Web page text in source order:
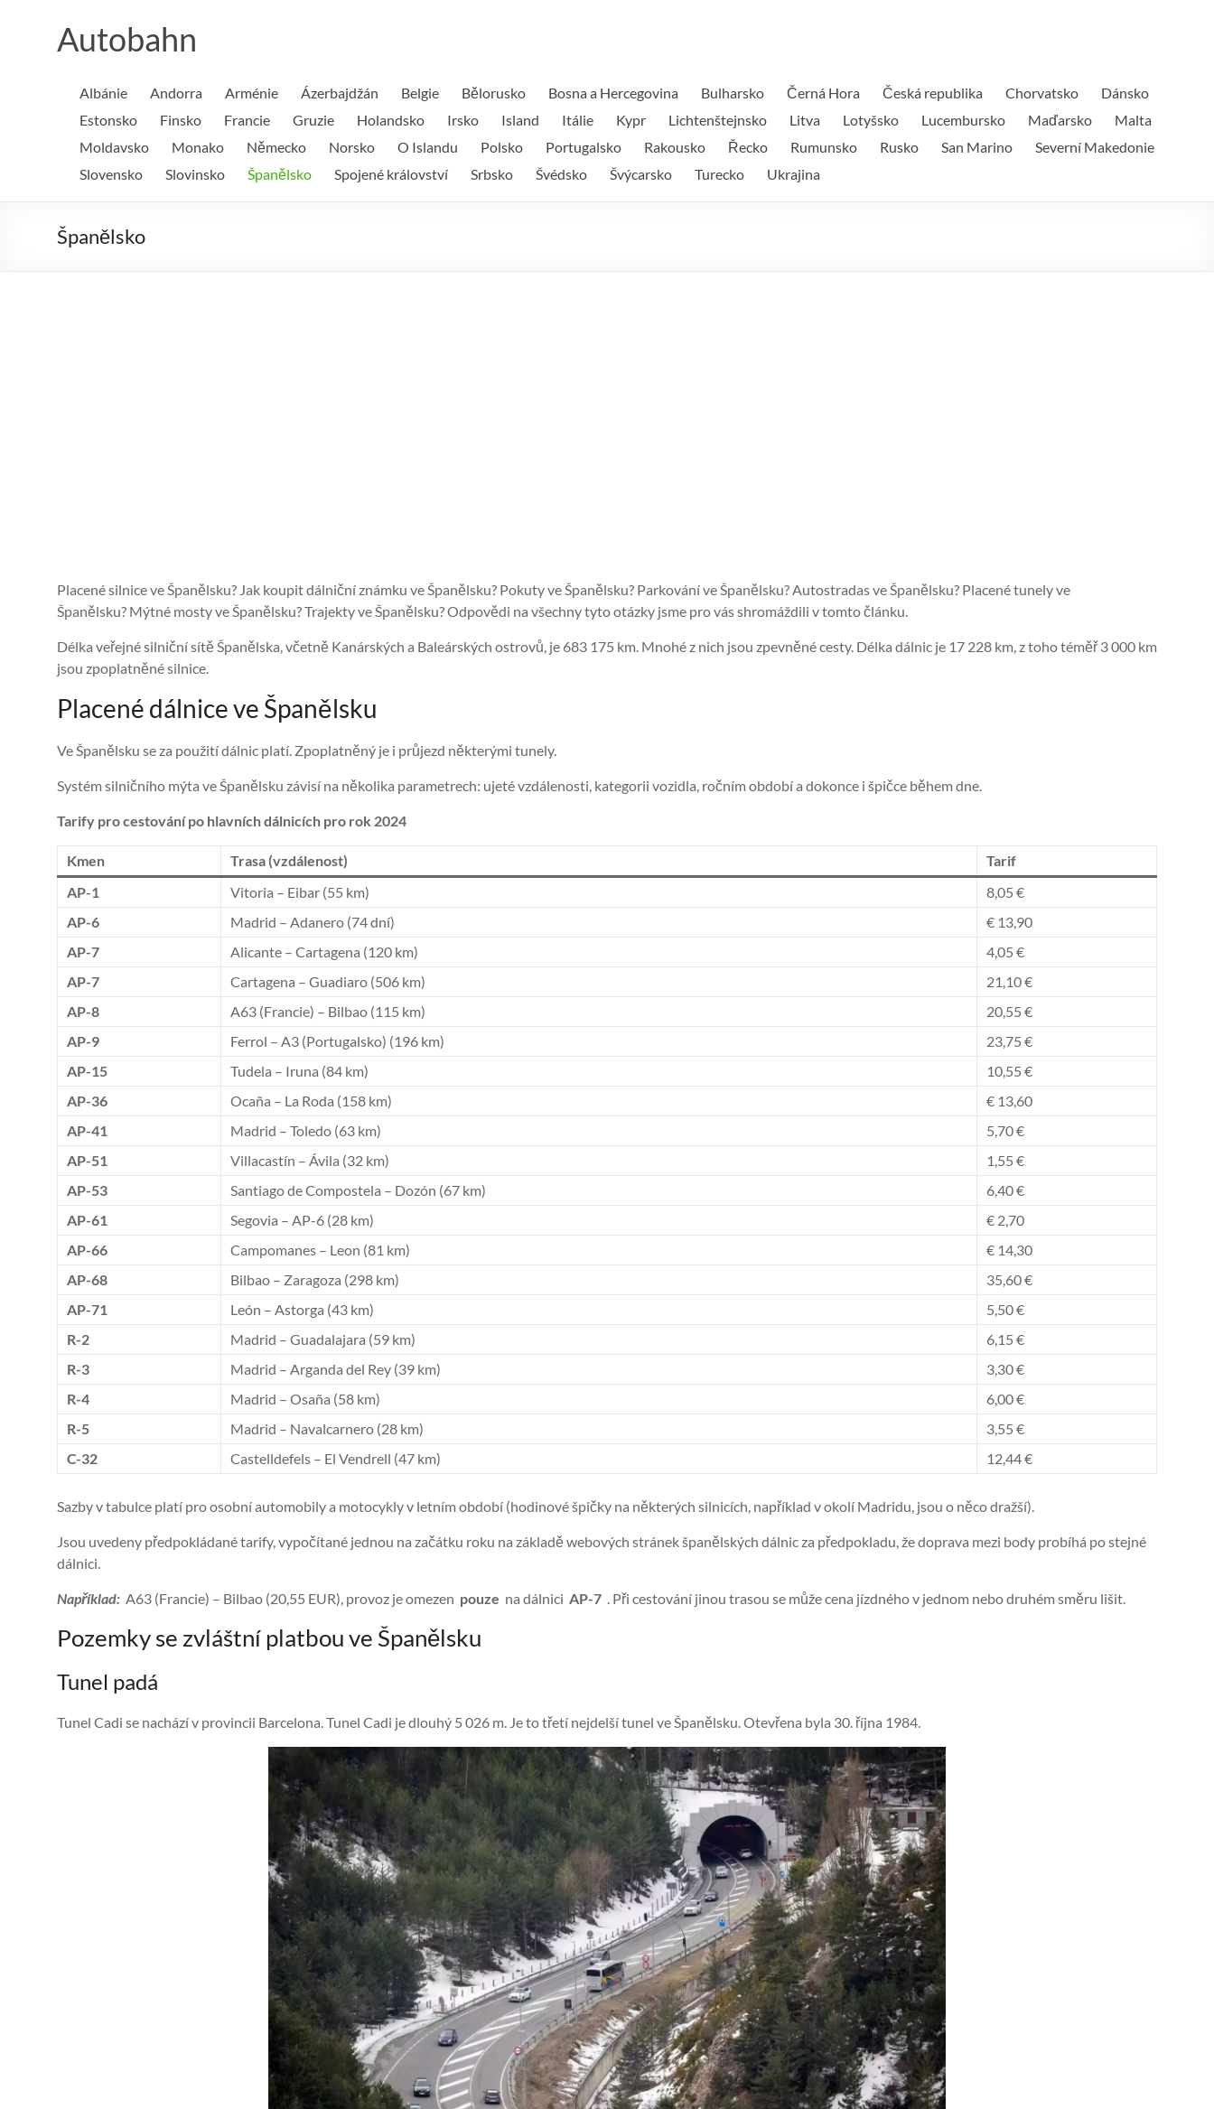
Autobahn
Albánie Andorra Arménie Ázerbajdžán Belgie Bělorusko Bosna a Hercegovina Bulharsko Černá Hora Česká republika Chorvatsko
Dánsko
Estonsko
Finsko Francie Gruzie Holandsko Irsko Island Itálie Kypr Lichtenštejnsko Litva Lotyšsko Lucembursko Maďarsko
Malta
Moldavsko
Monako Německo Norsko O Islandu Polsko Portugalsko Rakousko Řecko Rumunsko Rusko San Marino
Severní Makedonie
Slovensko
Slovinsko Španělsko Spojené království Srbsko Švédsko Švýcarsko Turecko Ukrajina
Španělsko
Placené silnice ve Španělsku? Jak koupit dálniční známku ve Španělsku? Pokuty ve Španělsku? Parkování ve Španělsku? Autostradas ve Španělsku? Placené tunely ve
Španělsku? Mýtné mosty ve Španělsku? Trajekty ve Španělsku? Odpovědi na všechny tyto otázky jsme pro vás shromáždili v tomto článku.
Délka veřejné silniční sítě Španělska, včetně Kanárských a Baleárských ostrovů, je 683 175 km. Mnohé z nich jsou zpevněné cesty. Délka dálnic je 17 228 km, z toho téměř 3 000 km
jsou zpoplatněné silnice.
Placené dálnice ve Španělsku
Ve Španělsku se za použití dálnic platí. Zpoplatněný je i průjezd některými tunely.
Systém silničního mýta ve Španělsku závisí na několika parametrech: ujeté vzdálenosti, kategorii vozidla, ročním období a dokonce i špičce během dne.
Tarify pro cestování po hlavních dálnicích pro rok 2024
Kmen Trasa (vzdálenost)
Tarif
AP-1
Vitoria – Eibar (55 km)
8,05 €
AP-6
Madrid – Adanero (74 dní)
€ 13,90
AP-7
Alicante – Cartagena (120 km)
4,05 €
AP-7
Cartagena – Guadiaro (506 km)
21,10 €
AP-8
A63 (Francie) – Bilbao (115 km)
20,55 €
AP-9
Ferrol – A3 (Portugalsko) (196 km)
23,75 €
AP-15
Tudela – Iruna (84 km)
10,55 €
AP-36
Ocaña – La Roda (158 km)
€ 13,60
AP-41
Madrid – Toledo (63 km)
5,70 €
AP-51
Villacastín – Ávila (32 km)
1,55 €
AP-53
Santiago de Compostela – Dozón (67 km)
6,40 €
AP-61
Segovia – AP-6 (28 km)
€ 2,70
AP-66
Campomanes – Leon (81 km)
€ 14,30
AP-68
Bilbao – Zaragoza (298 km)
35,60 €
AP-71
León – Astorga (43 km)
5,50 €
R-2
Madrid – Guadalajara (59 km)
6,15 €
R-3
Madrid – Arganda del Rey (39 km)
3,30 €
R-4
Madrid – Osaña (58 km)
6,00 €
R-5
Madrid – Navalcarnero (28 km)
3,55 €
C-32
Castelldefels – El Vendrell (47 km) 12,44 €
Sazby v tabulce platí pro osobní automobily a motocykly v letním období (hodinové špičky na některých silnicích, například v okolí Madridu, jsou o něco dražší).
Jsou uvedeny předpokládané tarify, vypočítané jednou na začátku roku na základě webových stránek španělských dálnic za předpokladu, že doprava mezi body probíhá po stejné
dálnici.
Například: A63 (Francie) – Bilbao (20,55 EUR), provoz je omezen pouze na dálnici AP-7 . Při cestování jinou trasou se může cena jízdného v jednom nebo druhém směru lišit.
Pozemky se zvláštní platbou ve Španělsku
Tunel padá
Tunel Cadi se nachází v provincii Barcelona. Tunel Cadi je dlouhý 5 026 m. Je to třetí nejdelší tunel ve Španělsku. Otevřena byla 30. října 1984.